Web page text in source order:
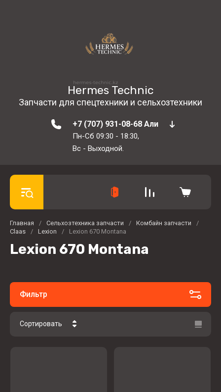
Hermes Technic
Запчасти для спецтехники и сельхозтехники
+7 (707) 931-08-68 Али
Пн-Сб 09:30 - 18:30,
Вс - Выходной.
Главная / Сельхозтехника запчасти / Комбайн запчасти
/
Claas
/ Lexion / Lexion 670 Montana
Lexion 670 Montana
Фильтр
Сортировать